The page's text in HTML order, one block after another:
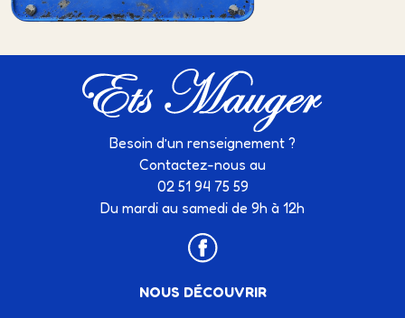
Besoin d’un renseignement ?
Contactez-nous au
02 51 94 75 59
Du mardi au samedi de 9h à 12h
NOUS DÉCOUVRIR